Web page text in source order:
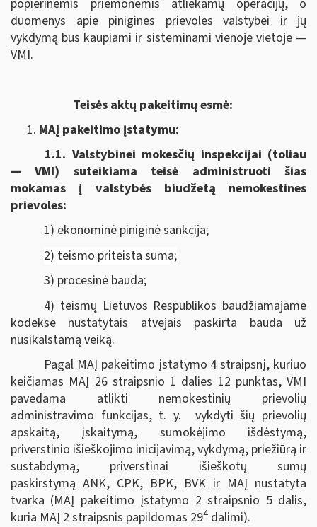
popierinėmis priemonėmis atliekamų operacijų, o
duomenys apie pinigines prievoles valstybei ir jų
vykdymą bus kaupiami ir sisteminami vienoje vietoje —
VMI.
Teisės aktų pakeitimų esmė:
MAĮ pakeitimo įstatymu:
1.1. Valstybinei mokesčių inspekcijai (toliau
— VMI) suteikiama
teisė administruoti šias
mokamas į valstybės biudžetą nemokestines
prievoles:
1) ekonominė piniginė sankcija;
2) teismo priteista suma;
3) procesinė bauda;
4) teismų Lietuvos Respublikos baudžiamajame
kodekse nustatytais atvejais paskirta bauda už
nusikalstamą veiką.
Pagal MAĮ pakeitimo įstatymo 4 straipsnį, kuriuo
keičiamas MAĮ 26 straipsnio 1 dalies 12 punktas, VMI
pavedama atlikti nemokestinių prievolių
administravimo funkcijas, t. y. vykdyti šių prievolių
apskaitą, įskaitymą, sumokėjimo išdėstymą,
priverstinio išieškojimo inicijavimą, vykdymą, priežiūrą ir
sustabdymą, priverstinai išieškotų sumų
paskirstymą ANK, CPK, BPK, BVK ir MAĮ nustatyta
tvarka (MAĮ pakeitimo įstatymo 2 straipsnio 5 dalis,
kuria MAĮ 2 straipsnis papildomas 294dalimi).